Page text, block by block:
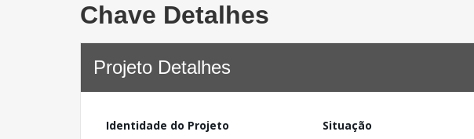
Chave Detalhes
Projeto Detalhes
Identidade do Projeto
Situação